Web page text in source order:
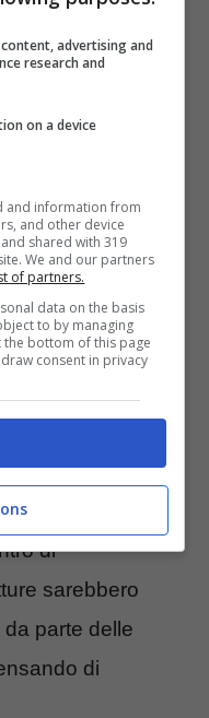
la
a
già
non per le
sta
alla
per la nazionale
costretta a
di
sarebbero
parte delle
di
advertising and
research and
on a device
and information from
and other device
shared with 319
We and our partners
of partners.
data on the basis
to by managing
bottom of this page
consent in privacy